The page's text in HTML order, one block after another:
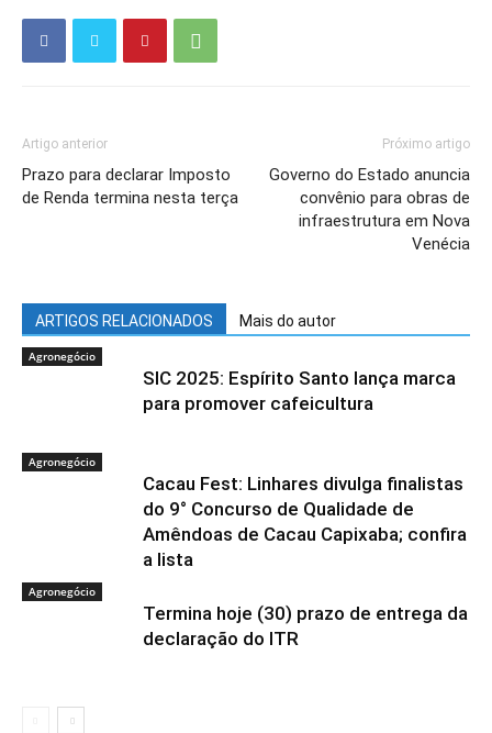
Artigo anterior
Prazo para declarar Imposto
de Renda termina nesta terça
Próximo artigo
Governo do Estado anuncia
convênio para obras de
infraestrutura em Nova
Venécia
ARTIGOS RELACIONADOS Mais do autor
Agronegócio
SIC 2025: Espírito Santo lança marca
para promover cafeicultura
Agronegócio
Cacau Fest: Linhares divulga finalistas
do 9° Concurso de Qualidade de
Amêndoas de Cacau Capixaba; confira
a lista
Agronegócio
Termina hoje (30) prazo de entrega da
declaração do ITR